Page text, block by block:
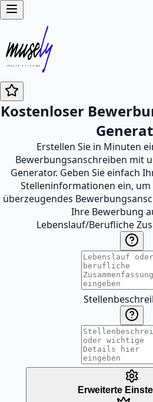
Kostenloser
Erstellen Sie in Minuten
Bewerbungsanschreiben mit
Generator. Geben Sie einfach
Stelleninformationen ein,
überzeugendes
Ihre Bewerbung
Lebenslauf/Berufliche
Erweiterte